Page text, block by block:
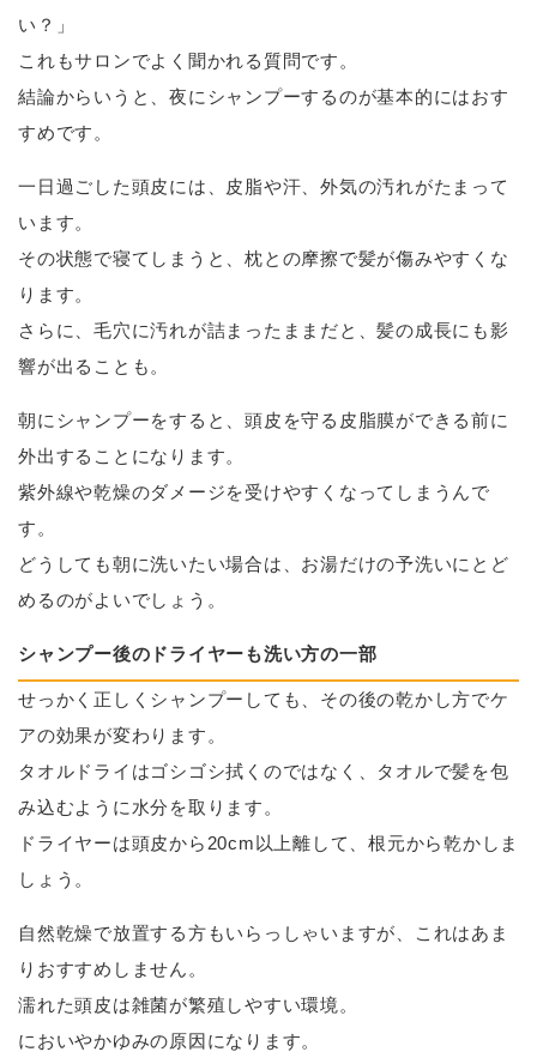
い？」
これもサロンでよく聞かれる質問です。
結論からいうと、夜にシャンプーするのが基本的にはおす
すめです。
一日過ごした頭皮には、皮脂や汗、外気の汚れがたまって
います。
その状態で寝てしまうと、枕との摩擦で髪が傷みやすくな
ります。
さらに、毛穴に汚れが詰まったままだと、髪の成長にも影
響が出ることも。
朝にシャンプーをすると、頭皮を守る皮脂膜ができる前に
外出することになります。
紫外線や乾燥のダメージを受けやすくなってしまうんで
す。
どうしても朝に洗いたい場合は、お湯だけの予洗いにとど
めるのがよいでしょう。
シャンプー後のドライヤーも洗い方の一部
せっかく正しくシャンプーしても、その後の乾かし方でケ
アの効果が変わります。
タオルドライはゴシゴシ拭くのではなく、タオルで髪を包
み込むように水分を取ります。
ドライヤーは頭皮から20cm以上離して、根元から乾かしま
しょう。
自然乾燥で放置する方もいらっしゃいますが、これはあま
りおすすめしません。
濡れた頭皮は雑菌が繁殖しやすい環境。
においやかゆみの原因になります。